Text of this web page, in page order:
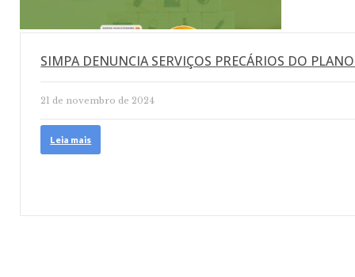
SIMPA DENUNCIA SERVIÇOS PRECÁRIOS DO
21 de novembro de 2024
Leia mais